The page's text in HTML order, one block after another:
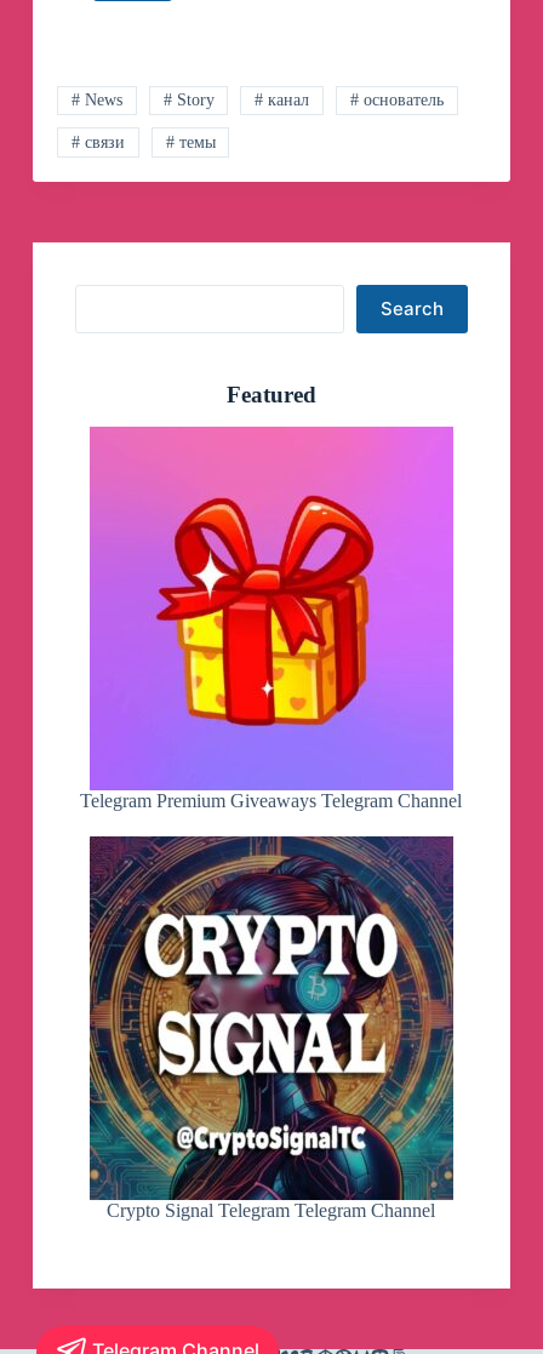
# News # Story # канал # основатель
# связи # темы
Search
Featured
Telegram Premium Giveaways Telegram Channel
Crypto Signal Telegram Telegram Channel